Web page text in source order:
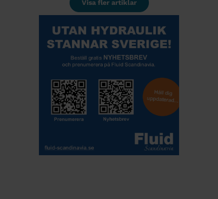
Visa fler artiklar